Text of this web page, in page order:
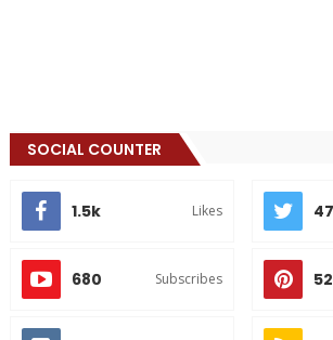
SOCIAL COUNTER
1.5k Likes
680 Subscribes